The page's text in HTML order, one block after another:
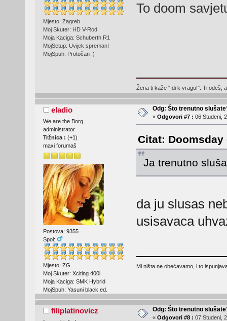
Mjesto: Zagreb
Moj Skuter: HD V-Rod
Moja Kaciga: Schuberth R1
MojSetup: Uvijek spreman!
MojSpuh: Protočan :)
To doom
Žena ti kaže "Idi k vragu!". Ti odeš,
eladio
We are the Borg
administrator
Tržnica : (+1)
maxi forumaš
Postova: 9355
Spol:
Mjesto: ZG
Moj Skuter: Xciting 400i
Moja Kaciga: SMK Hybrid
MojSpuh: Yasuni black ed.
Odg: Što trenutno
« Odgovori #7 : 06 Studeni,
Citat: Doomsday
Ja trenutno
da ju slusas
usisavaca
Mi ništa ne obećavamo, i to
filiplatinovicz Odg: Što trenutno
« Odgovori #8 : 07 Studeni,